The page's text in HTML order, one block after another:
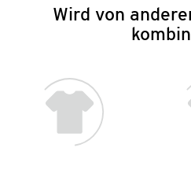
Wird von